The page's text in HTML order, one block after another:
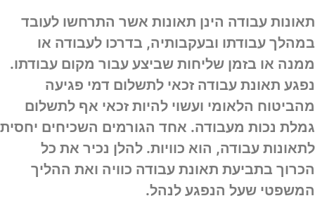
תאונות עבודה הינן תאונות אשר התרחשו לעובד
במהלך עבודתו ובעקבותיה, בדרכו לעבודה או
ממנה או בזמן שליחות שביצע עבור מקום עבודתו.
נפגע תאונת עבודה זכאי לתשלום דמי פגיעה
מהביטוח הלאומי ועשוי להיות זכאי אף לתשלום
גמלת נכות מעבודה. אחד הגורמים השכיחים יחסית
לתאונות עבודה, הוא כוויות. להלן נכיר את כל
הכרוך בתביעת תאונת עבודה כוויה ואת ההליך
המשפטי שעל הנפגע לנהל.